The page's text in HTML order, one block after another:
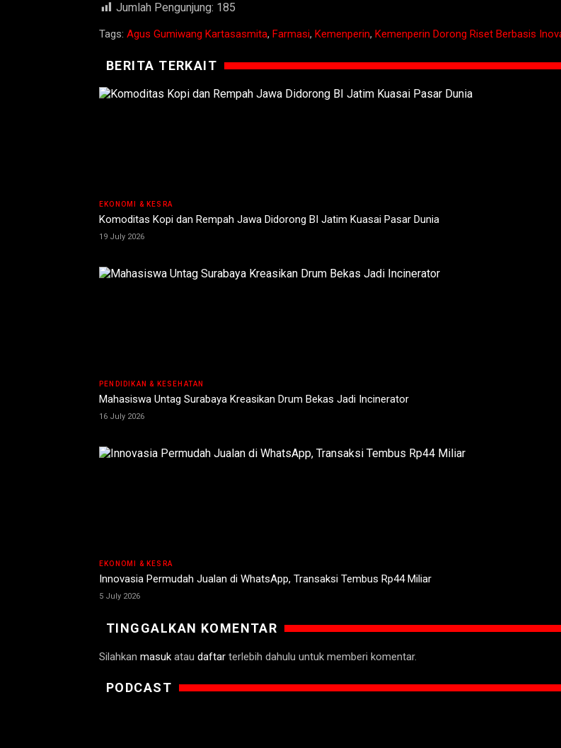
Jumlah Pengunjung: 185
Tags: Agus Gumiwang Kartasasmita, Farmasi, Kemenperin, Kemenperin Dorong Riset Berbasis
BERITA TERKAIT
EKONOMI & KESRA
Komoditas Kopi dan Rempah Jawa Didorong BI Jatim Kuasai Pasar Dunia
19 July 2026
PENDIDIKAN & KESEHATAN
Mahasiswa Untag Surabaya Kreasikan Drum Bekas Jadi Incinerator
16 July 2026
EKONOMI & KESRA
Innovasia Permudah Jualan di WhatsApp, Transaksi Tembus Rp44 Miliar
5 July 2026
TINGGALKAN KOMENTAR
Silahkan masuk atau daftar terlebih dahulu untuk memberi komentar.
PODCAST